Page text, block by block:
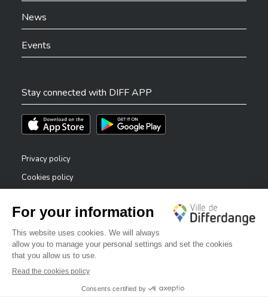
News
Events
Stay connected with DIFF APP
Téléchargez l'app sur l'App StoreTéléchargez l'app sur Play Store
Privacy policy
Cookies policy
Accessibility statement
Reporting system — whistleblowers
©2026 All rights reserved . City of Differdange
✕
Bonjour, comment puis-je vous aider ?